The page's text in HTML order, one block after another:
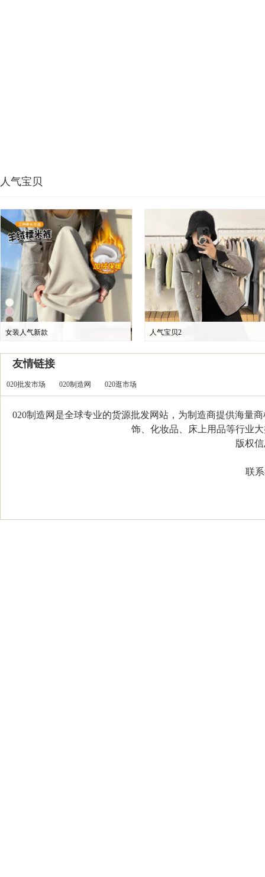
人气宝贝
女装人气新款 人气宝贝2
友情链接
020批发市场 020制造网 020逛市场
020制造网是全球专业的货源批发网站，为制造商提供海量
饰、化妆品、床上用品等行业
版权信
联